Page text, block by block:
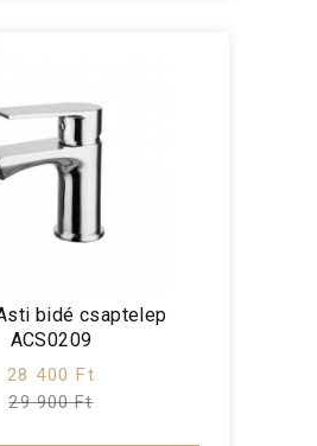
bidé csaptelep
ACS0209
28 400 Ft
29 900 Ft